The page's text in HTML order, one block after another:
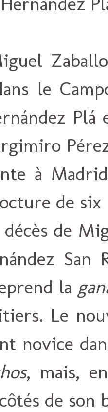
le
à
de six
décès de
la
Le
novice
, mais,
de son